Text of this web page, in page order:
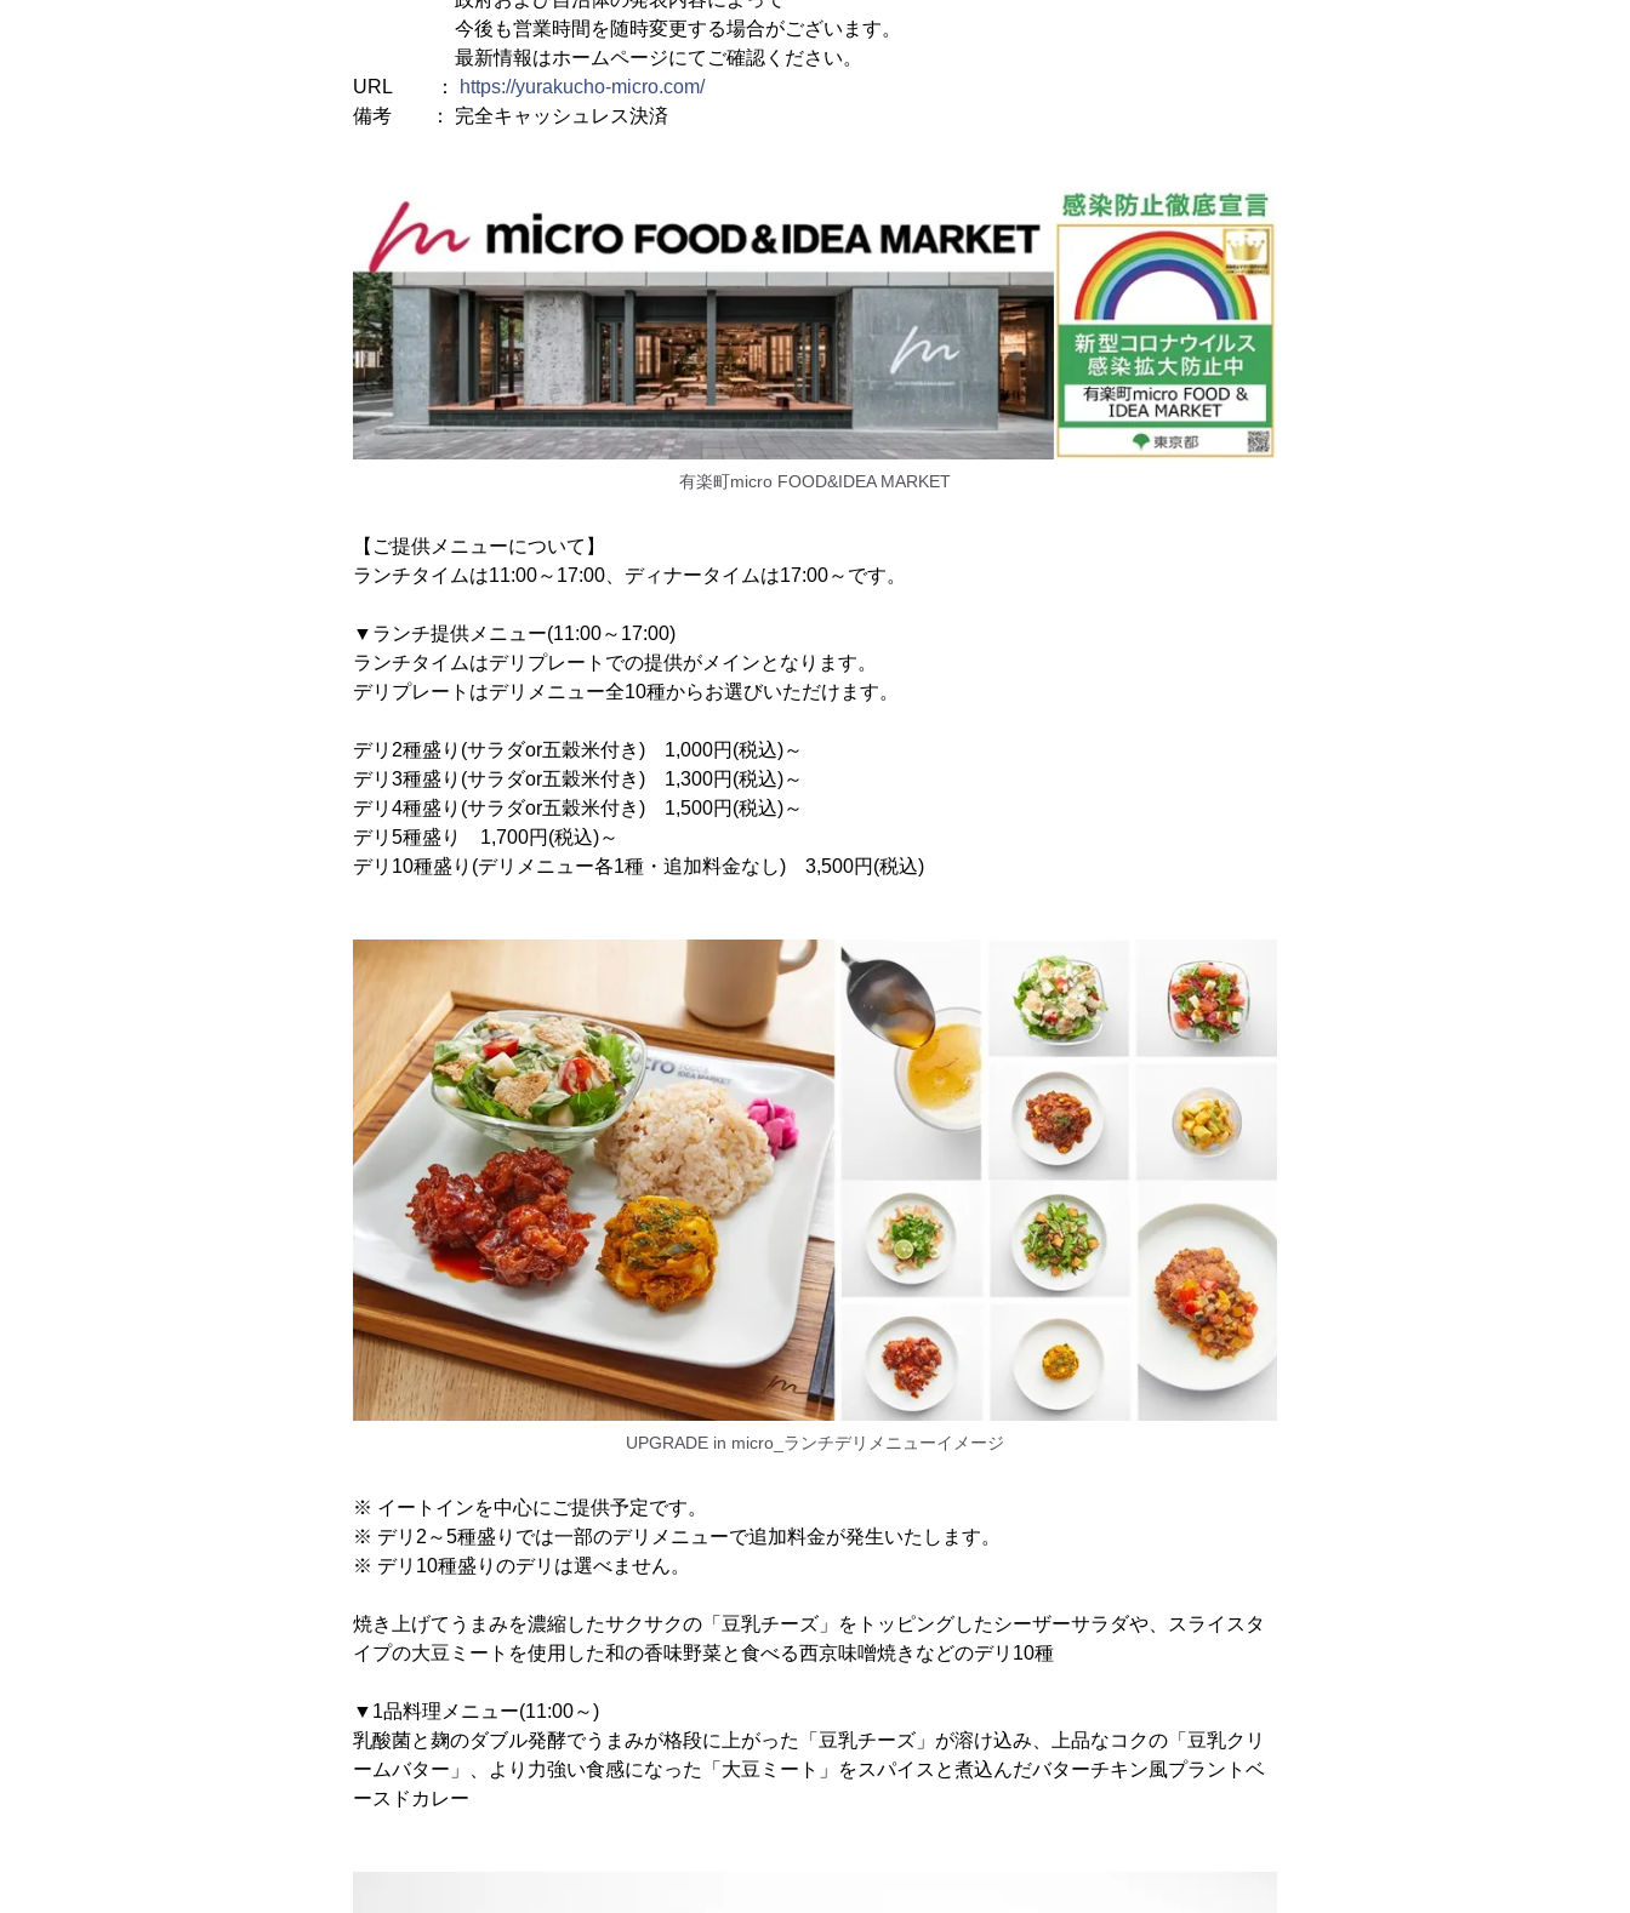
今後も営業時間を随時変更する場合がございます。
最新情報はホームページにてご確認ください。
URL ：
https://yurakucho-micro.com/
備考 ： 完全キャッシュレス決済
有楽町micro FOOD&IDEA MARKET
【ご提供メニューについて】
ランチタイムは11:00～17:00、ディナータイムは17:00～です。
▼ランチ提供メニュー(11:00～17:00)
ランチタイムはデリプレートでの提供がメインとなります。
デリプレートはデリメニュー全10種からお選びいただけます。
デリ2種盛り(サラダor五穀米付き) 1,000円(税込)～
デリ3種盛り(サラダor五穀米付き) 1,300円(税込)～
デリ4種盛り(サラダor五穀米付き) 1,500円(税込)～
デリ5種盛り 1,700円(税込)～
デリ10種盛り(デリメニュー各1種・追加料金なし) 3,500円(税込)
UPGRADE in micro_ランチデリメニューイメージ
※ イートインを中心にご提供予定です。
※ デリ2～5種盛りでは一部のデリメニューで追加料金が発生いたします。
※ デリ10種盛りのデリは選べません。
焼き上げてうまみを濃縮したサクサクの「豆乳チーズ」をトッピングしたシーザーサラダや、スライスタ
イプの大豆ミートを使用した和の香味野菜と食べる西京味噌焼きなどのデリ10種
▼1品料理メニュー(11:00～)
乳酸菌と麹のダブル発酵でうまみが格段に上がった「豆乳チーズ」が溶け込み、上品なコクの「豆乳クリ
ームバター」、より力強い食感になった「大豆ミート」をスパイスと煮込んだバターチキン風プラントベ
ースドカレー